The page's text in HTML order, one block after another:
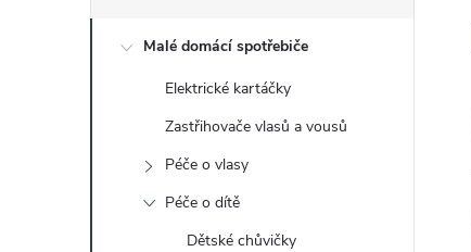
o
Malé domácí spotřebiče
Elektrické kartáčky
Zastřihovače vlasů a vousů
Péče o vlasy
Péče o dítě
Dětské chůvičky